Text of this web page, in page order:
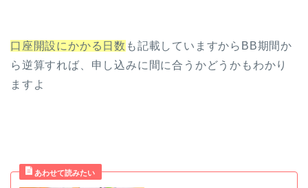
口座開設にかかる日数 も記載していますからBB期間か
ら逆算すれば、申し込みに間に合うかどうかもわかり
ますよ